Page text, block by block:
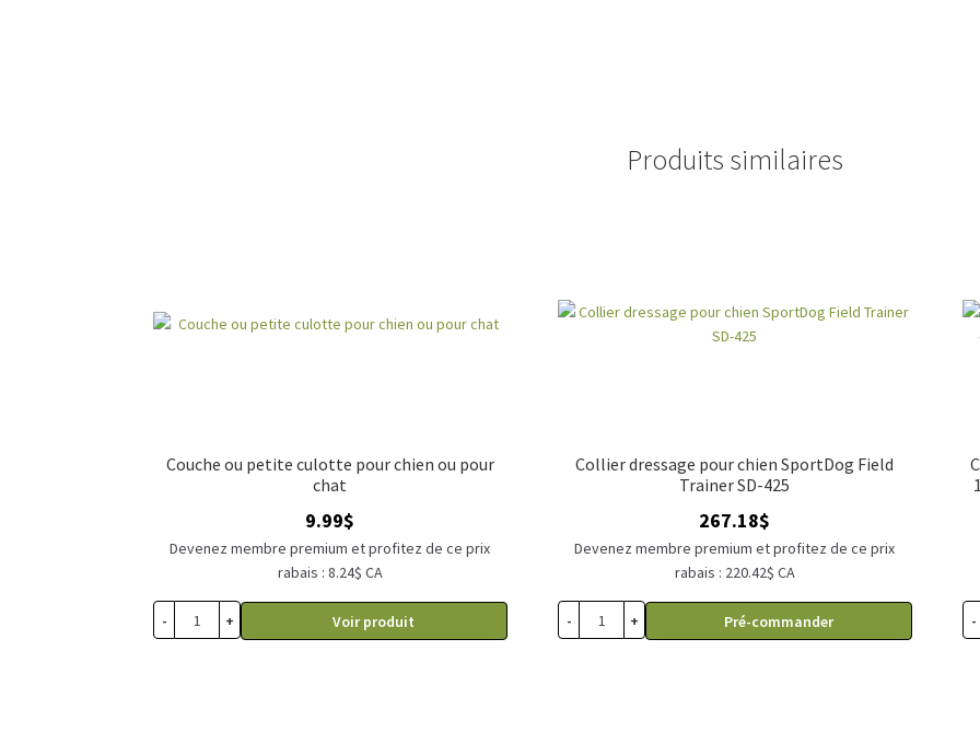
Produits similaires
Couche ou petite culotte pour chien ou pour
chat
9.99$
Devenez membre premium et profitez de ce prix
rabais : 8.24$ CA
- + Voir produit
Collier dressage pour chien SportDog Field
Trainer SD-425
267.18$
Devenez membre premium et profitez de ce prix
rabais : 220.42$ CA
- + Pré-commander -